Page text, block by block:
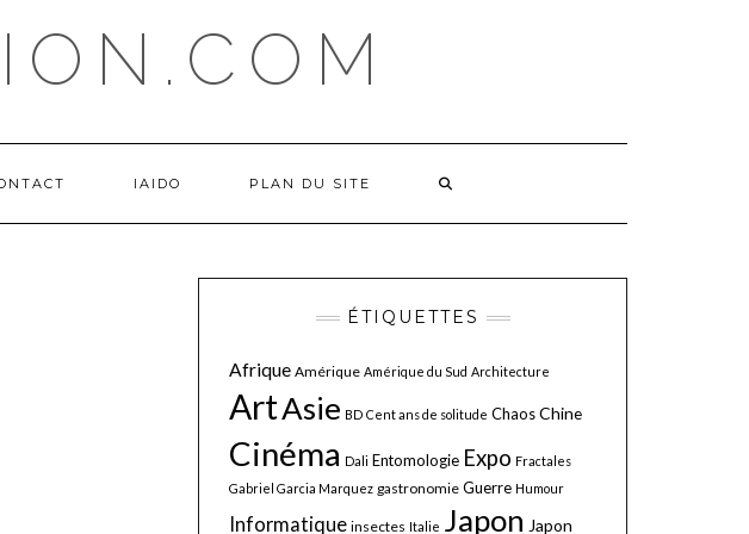
IAIDO PLAN DU SITE
ÉTIQUETTES
Afrique Amérique Amérique du Sud Architecture
ArtAsie BD Cent ans de solitude ChaosChine
Cinéma Dali Entomologie Expo Fractales
Gabriel Garcia Marquez gastronomie Guerre Humour
Informatique insectes Italie Japon Japon